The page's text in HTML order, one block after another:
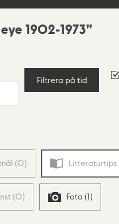
1902-1973
Filtrera på tid
(0) Litteraturtips
(0) Foto (1)